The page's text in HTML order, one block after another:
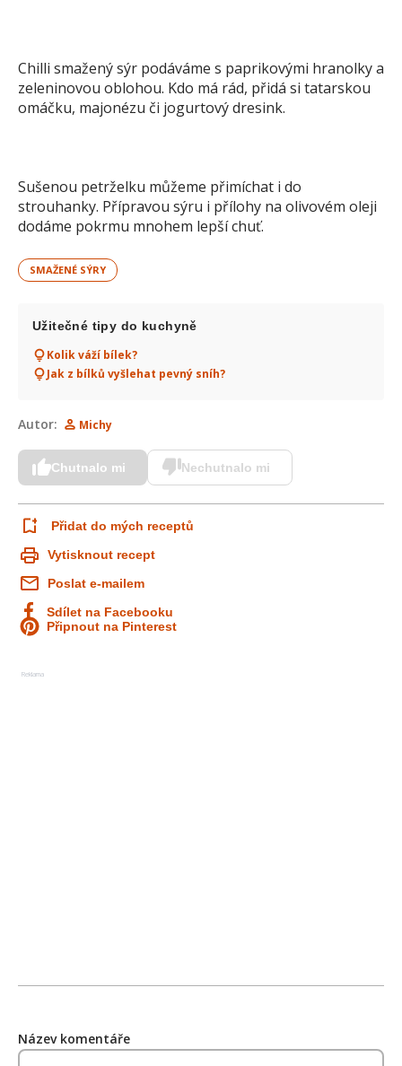
Chilli smažený sýr podáváme s paprikovými hranolky a
zeleninovou oblohou. Kdo má rád, přidá si tatarskou
omáčku, majonézu či jogurtový dresink.
Sušenou petrželku můžeme přimíchat i do
strouhanky. Přípravou sýru i přílohy na olivovém oleji
dodáme pokrmu mnohem lepší chuť.
SMAŽENÉ SÝRY
Užitečné tipy do kuchyně
Kolik váží bílek?
Jak z bílků vyšlehat pevný sníh?
Autor: Michy
Chutnalo mi Nechutnalo mi
Přidat do mých receptů
Vytisknout recept
Poslat e-mailem
Sdílet na Facebooku
Připnout na Pinterest
Reklama
Název komentáře